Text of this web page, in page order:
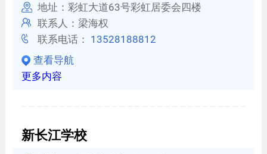
地址：彩虹大道63号彩虹居委会四楼
联系人：梁海权
联系电话： 13528188812
查看导航
更多内容
新长江学校